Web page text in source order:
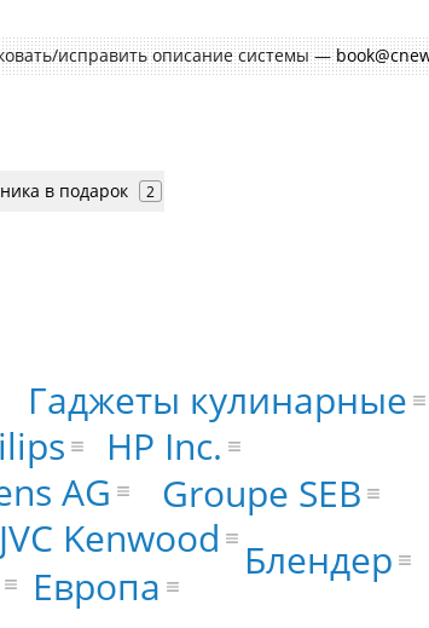
исправить описание системы —
в подарок 2
AG
HP Inc.
JVC Kenwood
Groupe SEB
Блендер
Гаджеты кулинарные
Европа